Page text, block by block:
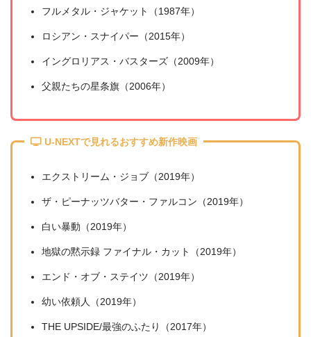
フルメタル・ジャケット（1987年）
ロシアン・スナイパー（2015年）
イングロリアス・バスターズ（2009年）
父親たちの星条旗（2006年）
U-NEXTで見れるおすすめ新作映画
エクストリーム・ジョブ（2019年）
ザ・ピーナッツバター・ファルコン（2019年）
白い暴動（2019年）
地獄の黙示録 ファイナル・カット（2019年）
エンド・オブ・ステイツ（2019年）
幼い依頼人（2019年）
THE UPSIDE/最強のふたり（2017年）